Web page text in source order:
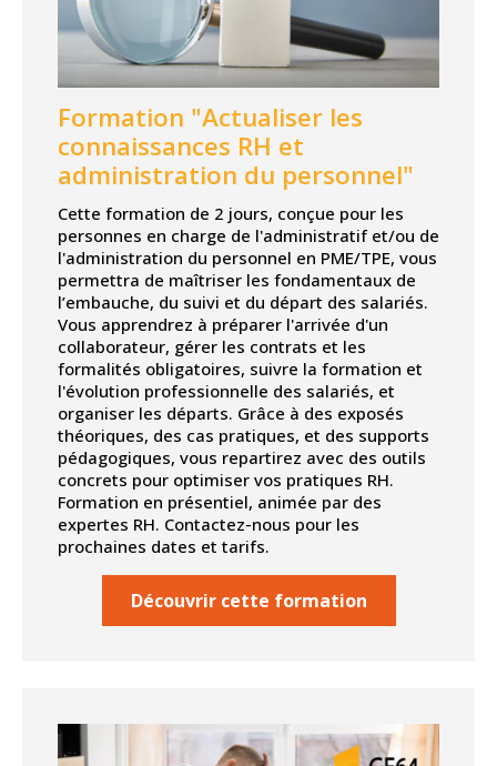
Formation "Actualiser les
connaissances RH et
administration du personnel"
Cette formation de 2 jours, conçue pour les
personnes en charge de l'administratif et/ou de
l'administration du personnel en PME/TPE, vous
permettra de maîtriser les fondamentaux de
l’embauche, du suivi et du départ des salariés.
Vous apprendrez à préparer l'arrivée d'un
collaborateur, gérer les contrats et les
formalités obligatoires, suivre la formation et
l'évolution professionnelle des salariés, et
organiser les départs. Grâce à des exposés
théoriques, des cas pratiques, et des supports
pédagogiques, vous repartirez avec des outils
concrets pour optimiser vos pratiques RH.
Formation en présentiel, animée par des
expertes RH. Contactez-nous pour les
prochaines dates et tarifs.
Découvrir cette formation